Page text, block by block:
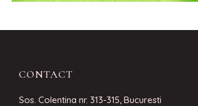
CONTACT
Sos. Colentina nr. 313-315, Bucuresti